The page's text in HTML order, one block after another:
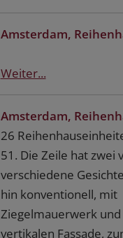
Amsterdam,
Weiter...
Amsterdam,
26
51. Die Zeile hat zwei
verschiedene
hin konventionell, mit
Ziegelmauerwerk
vertikalen Fassade,